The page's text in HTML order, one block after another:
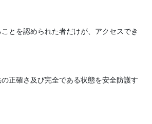
とを認められた者だけが、アクセスでき
正確さ及び完全である状態を安全防護す